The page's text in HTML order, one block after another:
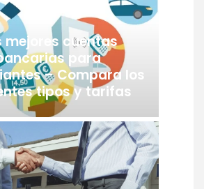
mejores cuentas
para
– Compara los
tipos y tarifas